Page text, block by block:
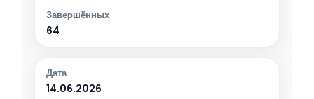
64
14.06.2026